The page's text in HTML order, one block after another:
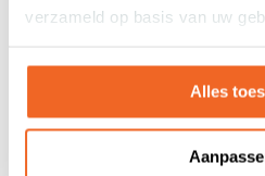
verzameld op basis van uw
Alles
Seaweed socks